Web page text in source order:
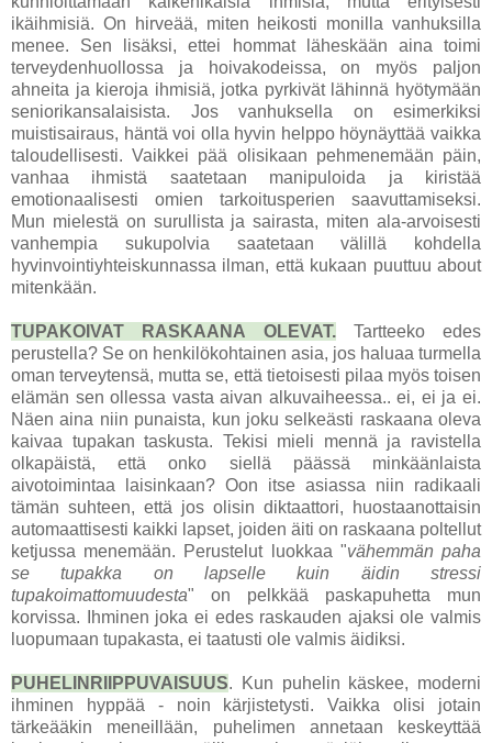
ikäihmisiä. On hirveää, miten heikosti monilla vanhuksilla
menee. Sen lisäksi, ettei hommat läheskään aina toimi
terveydenhuollossa ja hoivakodeissa, on myös paljon
ahneita ja kieroja ihmisiä, jotka pyrkivät lähinnä hyötymään
seniorikansalaisista. Jos vanhuksella on esimerkiksi
muistisairaus, häntä voi olla hyvin helppo höynäyttää vaikka
taloudellisesti. Vaikkei pää olisikaan pehmenemään päin,
vanhaa ihmistä saatetaan manipuloida ja kiristää
emotionaalisesti omien tarkoitusperien saavuttamiseksi.
Mun mielestä on surullista ja sairasta, miten ala-arvoisesti
vanhempia sukupolvia saatetaan välillä kohdella
hyvinvointiyhteiskunnassa ilman, että kukaan puuttuu about
mitenkään.
TUPAKOIVAT RASKAANA OLEVAT.Tartteeko edes
perustella? Se on henkilökohtainen asia, jos haluaa turmella
oman terveytensä, mutta se, että tietoisesti pilaa myös toisen
elämän sen ollessa vasta aivan alkuvaiheessa.. ei, ei ja ei.
Näen aina niin punaista, kun joku selkeästi raskaana oleva
kaivaa tupakan taskusta. Tekisi mieli mennä ja ravistella
olkapäistä, että onko siellä päässä minkäänlaista
aivotoimintaa laisinkaan? Oon itse asiassa niin radikaali
tämän suhteen, että jos olisin diktaattori, huostaanottaisin
automaattisesti kaikki lapset, joiden äiti on raskaana poltellut
ketjussa menemään. Perustelut luokkaa "vähemmän paha
se tupakka on lapselle kuin äidin stressi
tupakoimattomuudesta" on pelkkää paskapuhetta mun
korvissa. Ihminen joka ei edes raskauden ajaksi ole valmis
luopumaan tupakasta, ei taatusti ole valmis äidiksi.
PUHELINRIIPPUVAISUUS. Kun puhelin käskee, moderni
ihminen hyppää - noin kärjistetysti. Vaikka olisi jotain
tärkeääkin meneillään, puhelimen annetaan keskeyttää